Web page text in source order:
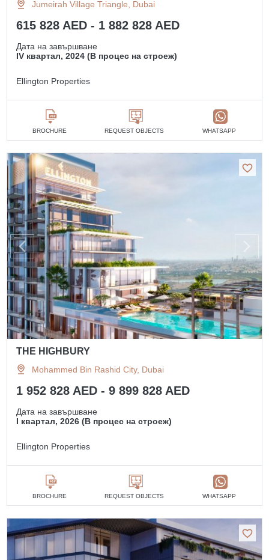
Jumeirah Village Triangle, Dubai
615 828 AED - 1 882 828 AED
Дата на завършване
IV квартал, 2024 (В процес на строеж)
Ellington Properties
BROCHURE REQUEST OBJECTS WHATSAPP
THE HIGHBURY
Mohammed Bin Rashid City, Dubai
1 952 828 AED - 9 899 828 AED
Дата на завършване
I квартал, 2026 (В процес на строеж)
Ellington Properties
BROCHURE REQUEST OBJECTS WHATSAPP